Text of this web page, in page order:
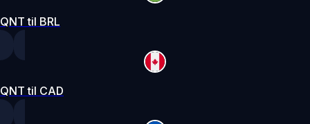
QNT til BRL
QNT til CAD